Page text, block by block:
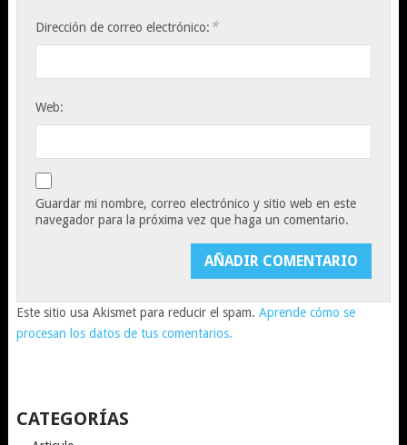
Dirección de correo electrónico: *
Web:
Guardar mi nombre, correo electrónico y sitio web en este
navegador para la próxima vez que haga un comentario.
Este sitio usa Akismet para reducir el spam. Aprende cómo se
procesan los datos de tus comentarios.
CATEGORÍAS